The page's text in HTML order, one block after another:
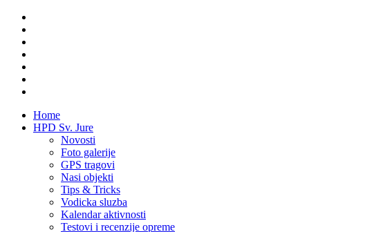
Home
HPD Sv. Jure
Novosti
Foto galerije
GPS tragovi
Nasi objekti
Tips & Tricks
Vodicka sluzba
Kalendar aktivnosti
Testovi i recenzije opreme